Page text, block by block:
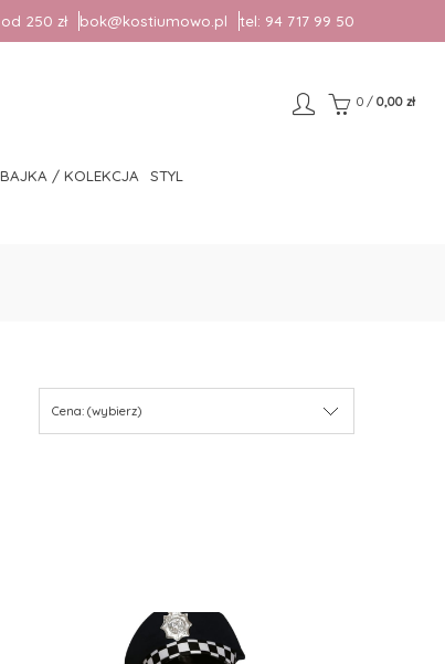
250 zł bok@kostiumowo.pl tel: 94 717 99 50
0 / 0,00 zł
BAJKA / KOLEKCJA STYL
Cena: (wybierz)